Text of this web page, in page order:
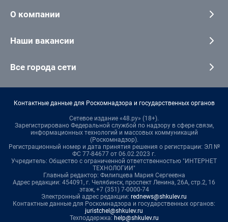
О компании
Наши вакансии
Все города сети
Контактные данные для Роскомнадзора и государственных органов
Сетевое издание «48.ру» (18+).
Зарегистрировано Федеральной службой по надзору в сфере связи,
информационных технологий и массовых коммуникаций
(Роскомнадзор).
Регистрационный номер и дата принятия решения о регистрации: ЭЛ №
ФС 77-84677 от 06.02.2023 г.
Учредитель: Общество с ограниченной ответственностью "ИНТЕРНЕТ
ТЕХНОЛОГИИ"
Главный редактор: Филипцева Мария Сергеевна
Адрес редакции: 454091, г. Челябинск, проспект Ленина, 26А, стр.2, 16
этаж, +7 (351) 7-0000-74
Электронный адрес редакции: rednews@shkulev.ru
Контактные данные для Роскомнадзора и государственных органов:
juristchel@shkulev.ru
Техподдержка: help@shkulev.ru